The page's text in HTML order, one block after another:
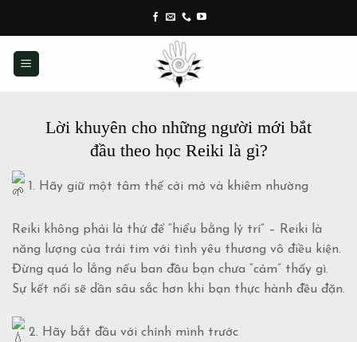
content
Lời khuyên cho những người mới bắt
đầu theo học Reiki là gì?
1. Hãy giữ một tâm thế cởi mở và khiêm nhường
Reiki không phải là thứ để “hiểu bằng lý trí” – Reiki là
năng lượng của trái tim với tình yêu thương vô điều kiện.
Đừng quá lo lắng nếu ban đầu bạn chưa “cảm” thấy gì.
Sự kết nối sẽ dần sâu sắc hơn khi bạn thực hành đều đặn.
2. Hãy bắt đầu với chính mình trước